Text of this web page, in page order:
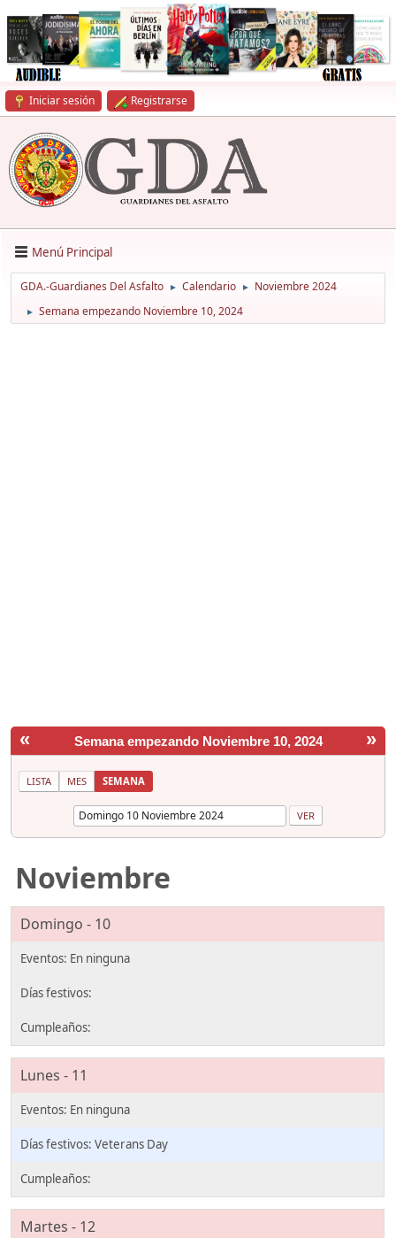
Iniciar sesión Registrarse
Menú Principal
GDA.-Guardianes Del Asfalto ► Calendario ► Noviembre 2024
► Semana empezando Noviembre 10, 2024
« »
Semana empezando Noviembre 10, 2024
LISTA MES SEMANA
Noviembre
Domingo - 10
Lunes - 11
Veterans Day
Martes - 12